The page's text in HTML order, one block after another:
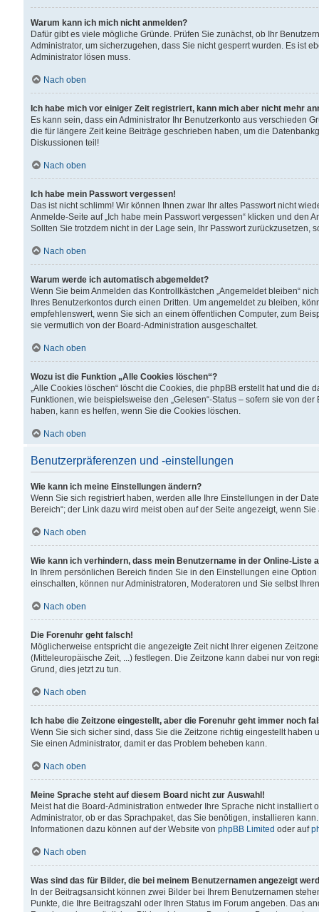
Warum kann ich mich nicht anmelden?
Dafür gibt es viele mögliche Gründe. Prüfen Sie zunächst, ob Ihr
Administrator, um sicherzugehen, dass Sie nicht gesperrt wurden. Es ist
Administrator lösen muss.
Nach oben
Ich habe mich vor einiger Zeit registriert, kann mich aber nicht mehr
Es kann sein, dass ein Administrator Ihr Benutzerkonto aus verschieden
die für längere Zeit keine Beiträge geschrieben haben, um die
Diskussionen teil!
Nach oben
Ich habe mein Passwort vergessen!
Das ist nicht schlimm! Wir können Ihnen zwar Ihr altes Passwort nicht
Anmelde-Seite auf „Ich habe mein Passwort vergessen“ klicken und
Sollten Sie trotzdem nicht in der Lage sein, Ihr Passwort zurückzusetzen,
Nach oben
Warum werde ich automatisch abgemeldet?
Wenn Sie beim Anmelden das Kontrollkästchen „Angemeldet bleiben“
Ihres Benutzerkontos durch einen Dritten. Um angemeldet zu bleiben,
empfehlenswert, wenn Sie sich an einem öffentlichen Computer, zum
sie vermutlich von der Board-Administration ausgeschaltet.
Nach oben
Wozu ist die Funktion „Alle Cookies löschen“?
„Alle Cookies löschen“ löscht die Cookies, die phpBB erstellt hat und
Funktionen, wie beispielsweise den „Gelesen“-Status – sofern sie von
haben, kann es helfen, wenn Sie die Cookies löschen.
Nach oben
Benutzerpräferenzen und -einstellungen
Wie kann ich meine Einstellungen ändern?
Wenn Sie sich registriert haben, werden alle Ihre Einstellungen in der
Bereich“; der Link dazu wird meist oben auf der Seite angezeigt, wenn
Nach oben
Wie kann ich verhindern, dass mein Benutzername in der Online-Liste
In Ihrem persönlichen Bereich finden Sie in den Einstellungen eine
einschalten, können nur Administratoren, Moderatoren und Sie selbst
Nach oben
Die Forenuhr geht falsch!
Möglicherweise entspricht die angezeigte Zeit nicht Ihrer eigenen
(Mitteleuropäische Zeit, ...) festlegen. Die Zeitzone kann dabei nur von
Grund, dies jetzt zu tun.
Nach oben
Ich habe die Zeitzone eingestellt, aber die Forenuhr geht immer noch
Wenn Sie sich sicher sind, dass Sie die Zeitzone richtig eingestellt
Sie einen Administrator, damit er das Problem beheben kann.
Nach oben
Meine Sprache steht auf diesem Board nicht zur Auswahl!
Meist hat die Board-Administration entweder Ihre Sprache nicht
Administrator, ob er das Sprachpaket, das Sie benötigen, installieren
Informationen dazu können auf der Website von phpBB Limited oder auf
Nach oben
Was sind das für Bilder, die bei meinem Benutzernamen angezeigt
In der Beitragsansicht können zwei Bilder bei Ihrem Benutzernamen
Punkte, die Ihre Beitragszahl oder Ihren Status im Forum angeben. Das